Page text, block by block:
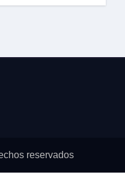
reservados